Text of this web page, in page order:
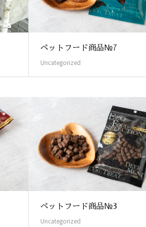
ペットフード商品№7
Uncategorized
ペットフード商品№3
Uncategorized